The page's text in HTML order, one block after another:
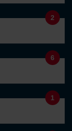
2
6
1